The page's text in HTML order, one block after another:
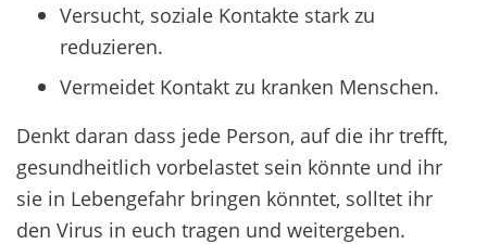
Versucht, soziale Kontakte stark zu
reduzieren.
Vermeidet Kontakt zu kranken Menschen.
Denkt daran dass jede Person, auf die ihr trefft,
gesundheitlich vorbelastet sein könnte und ihr
sie in Lebengefahr bringen könntet, solltet ihr
den Virus in euch tragen und weitergeben.